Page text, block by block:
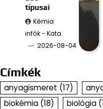
típusai
Kémia
infók - Kata
2026-08-04
Címkék
anyagismeret (17)
biokémia (18) biológia